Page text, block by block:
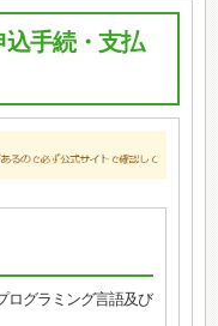
込手続・支払
ログラミング言語及び